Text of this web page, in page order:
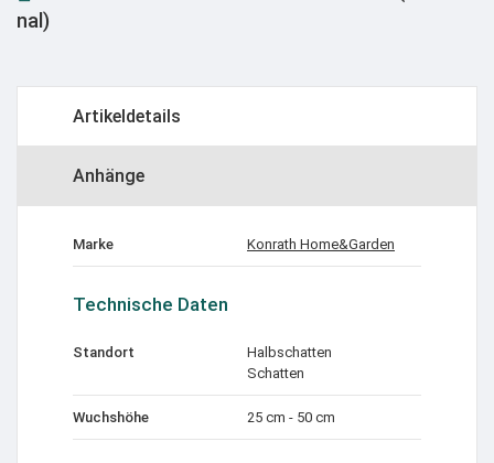
nal)
Artikeldetails
Anhänge
Marke Konrath Home&Garden
Technische Daten
Standort
Halbschatten
Schatten
Wuchshöhe 25 cm - 50 cm